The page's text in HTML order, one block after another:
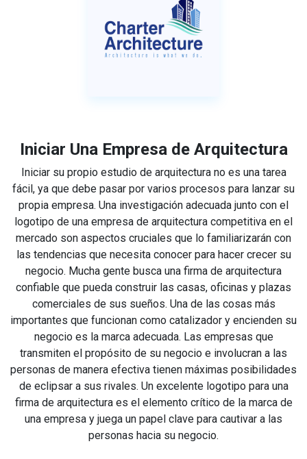
Iniciar Una Empresa de Arquitectura
Iniciar su propio estudio de arquitectura no es una tarea
fácil, ya que debe pasar por varios procesos para lanzar su
propia empresa. Una investigación adecuada junto con el
logotipo de una empresa de arquitectura competitiva en el
mercado son aspectos cruciales que lo familiarizarán con
las tendencias que necesita conocer para hacer crecer su
negocio. Mucha gente busca una firma de arquitectura
confiable que pueda construir las casas, oficinas y plazas
comerciales de sus sueños. Una de las cosas más
importantes que funcionan como catalizador y encienden su
negocio es la marca adecuada. Las empresas que
transmiten el propósito de su negocio e involucran a las
personas de manera efectiva tienen máximas posibilidades
de eclipsar a sus rivales. Un excelente logotipo para una
firma de arquitectura es el elemento crítico de la marca de
una empresa y juega un papel clave para cautivar a las
personas hacia su negocio.